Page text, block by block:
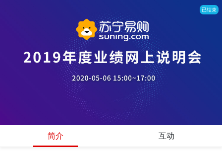
已结束
简介 互动